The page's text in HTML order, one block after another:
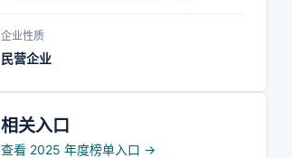
企业性质
民营企业
相关入口
查看 2025 年度榜单入口 →